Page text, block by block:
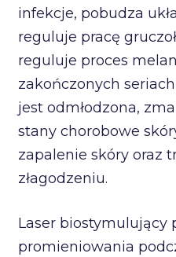
infekcje, pobudza
reguluje pracę
reguluje proces
zakończonych
jest odmłodzona,
stany chorobowe
zapalenie skóry oraz
złagodzeniu.
Laser biostymulujący
promieniowania